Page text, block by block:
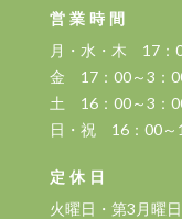
営業時間
月・水・木 17：
金 17：00～3：
土 16：00～3：
日・祝 16：00～
定休日
火曜日・第3月曜日